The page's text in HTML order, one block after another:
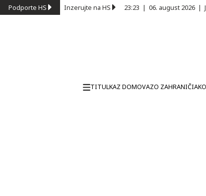
Podporte HS Inzerujte na HS 23:23 | 06. august 2026 |
TITULKAZ DOMOVAZO ZAHRANIČIA